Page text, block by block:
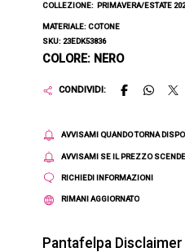
COLLEZIONE: PRIMAVERA/ESTATE
MATERIALE: COTONE
SKU: 23EDK53836
COLORE: NERO
CONDIVIDI:
AVVISAMI QUANDO TORNA
AVVISAMI SE IL PREZZO SCENDE
RICHIEDI INFORMAZIONI
RIMANI AGGIORNATO
Pantafelpa Disclaimer